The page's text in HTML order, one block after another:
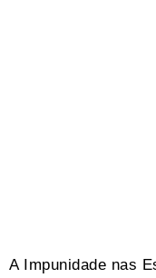
A Impunidade nas